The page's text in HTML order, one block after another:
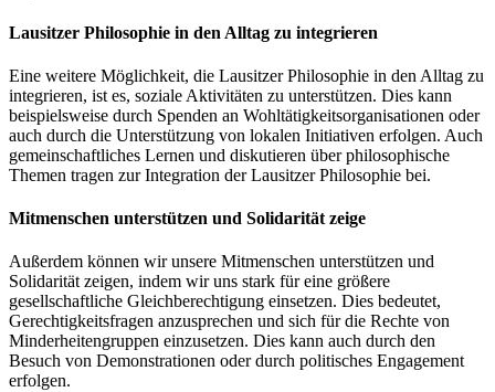
Lausitzer Philosophie in den Alltag zu integrieren
Eine weitere Möglichkeit, die Lausitzer Philosophie in den Alltag zu
integrieren, ist es, soziale Aktivitäten zu unterstützen. Dies kann
beispielsweise durch Spenden an Wohltätigkeitsorganisationen oder
auch durch die Unterstützung von lokalen Initiativen erfolgen. Auch
gemeinschaftliches Lernen und diskutieren über philosophische
Themen tragen zur Integration der Lausitzer Philosophie bei.
Mitmenschen unterstützen und Solidarität zeige
Außerdem können wir unsere Mitmenschen unterstützen und
Solidarität zeigen, indem wir uns stark für eine größere
gesellschaftliche Gleichberechtigung einsetzen. Dies bedeutet,
Gerechtigkeitsfragen anzusprechen und sich für die Rechte von
Minderheitengruppen einzusetzen. Dies kann auch durch den
Besuch von Demonstrationen oder durch politisches Engagement
erfolgen.